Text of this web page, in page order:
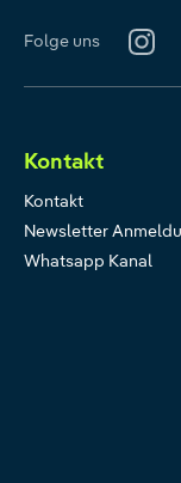
Folge uns
Kontakt
Kontakt
Newsletter
Whatsapp Kanal